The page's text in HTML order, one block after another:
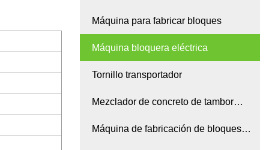
Máquina para fabricar bloques
Máquina bloquera eléctrica
Tornillo transportador
Mezclador de concreto de tambor
basculante
Máquina de fabricación de bloques